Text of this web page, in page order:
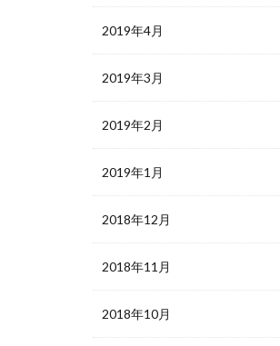
2019年4月
2019年3月
2019年2月
2019年1月
2018年12月
2018年11月
2018年10月